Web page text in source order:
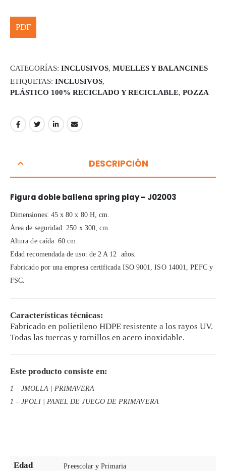
CATEGORÍAS: INCLUSIVOS, MUELLES Y BALANCINES
ETIQUETAS: INCLUSIVOS,
PLÁSTICO 100% RECICLADO Y RECICLABLE, POZZA
DESCRIPCIÓN
Figura doble ballena spring play – J02003
Dimensiones: 45 x 80 x 80 H, cm.
Área de seguridad: 250 x 300, cm.
Altura de caída: 60 cm.
Edad recomendada de uso: de 2 A 12 años.
Fabricado por una empresa certificada ISO 9001, ISO 14001, PEFC y
FSC.
Características técnicas:
Fabricado en polietileno HDPE resistente a los rayos UV.
Todas las tuercas y tornillos en acero inoxidable.
Este producto consiste en:
1 – JMOLLA | PRIMAVERA
1 – JPOLI | PANEL DE JUEGO DE PRIMAVERA
Edad Preescolar y Primaria